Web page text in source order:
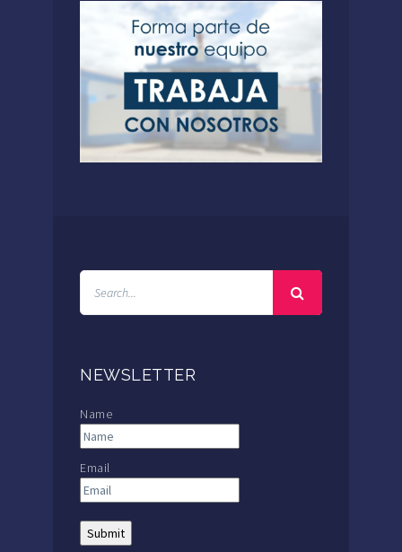
NEWSLETTER
Name
Email